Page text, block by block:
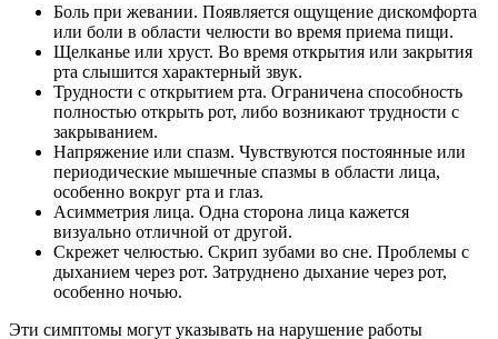
Боль при жевании. Появляется ощущение дискомфорта
или боли в области челюсти во время приема пищи.
Щелканье или хруст. Во время открытия или закрытия
рта слышится характерный звук.
Трудности с открытием рта. Ограничена способность
полностью открыть рот, либо возникают трудности с
закрыванием.
Напряжение или спазм. Чувствуются постоянные или
периодические мышечные спазмы в области лица,
особенно вокруг рта и глаз.
Асимметрия лица. Одна сторона лица кажется
визуально отличной от другой.
Скрежет челюстью. Скрип зубами во сне. Проблемы с
дыханием через рот. Затруднено дыхание через рот,
особенно ночью.
Эти симптомы могут указывать на нарушение работы